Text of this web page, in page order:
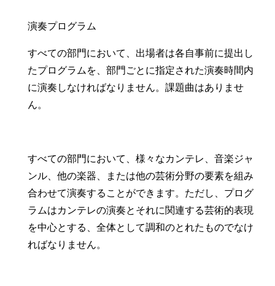
演奏プログラム
すべての部門において、出場者は各自事前に提出し
たプログラムを、部門ごとに指定された演奏時間内
に演奏しなければなりません。課題曲はありませ
ん。
すべての部門において、様々なカンテレ、音楽ジャ
ンル、他の楽器、または他の芸術分野の要素を組み
合わせて演奏することができます。ただし、プログ
ラムはカンテレの演奏とそれに関連する芸術的表現
を中心とする、全体として調和のとれたものでなけ
ればなりません。